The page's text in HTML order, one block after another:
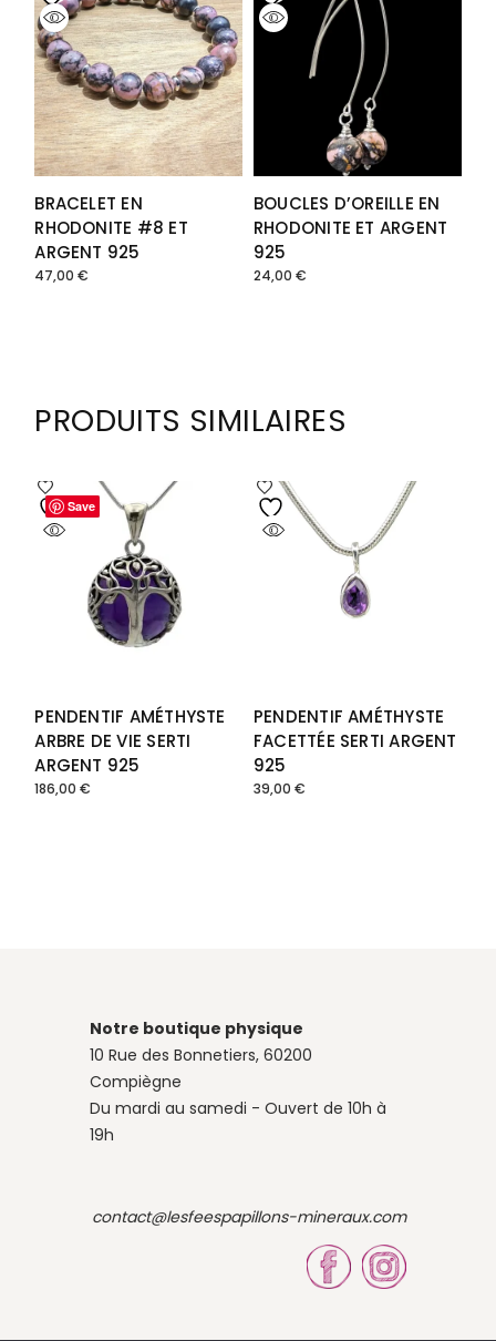
BRACELET EN
RHODONITE #8 ET
ARGENT 925
47,00€
BOUCLES D’OREILLE EN
RHODONITE ET ARGENT
925
24,00 €
PRODUITS SIMILAIRES
Save
PENDENTIF AMÉTHYSTE
ARBRE DE VIE SERTI
ARGENT 925
186,00€
Save
PENDENTIF AMÉTHYSTE
FACETTÉE SERTI ARGENT
925
39,00 €
Notre boutique physique
10 Rue des Bonnetiers, 60200
Compiègne
Du mardi au samedi - Ouvert de 10h à
19h
contact@lesfeespapillons-mineraux.com